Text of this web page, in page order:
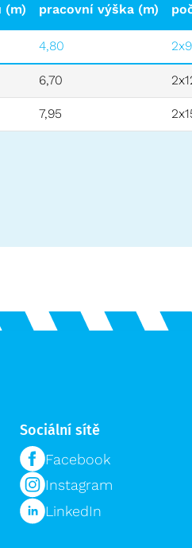
(m) pracovní výška (m)
4,80 2x9
6,70
7,95
Sociální sítě
Facebook
Instagram
LinkedIn